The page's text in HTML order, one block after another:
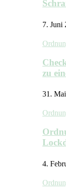
7. Juni
zu
31.
4.